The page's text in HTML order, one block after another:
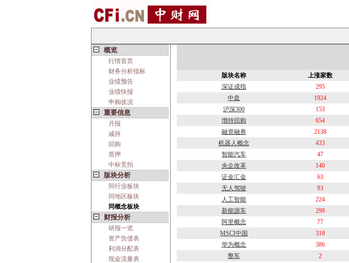
概览
行情首页
财务分析指标
业绩预告
业绩快报
申购状况
重要信息
月报
减持
回购
质押
中标竞拍
版块分析
同行业板块
同地区板块
同概念板块
财报分析
研报一览
资产负债表
利润分配表
现金流量表
版块名称
上涨家数
深证成指
295
中盘
1924
沪深300
153
增持回购
654
融资融券
2138
机器人概念
433
智能汽车
47
央企改革
140
证金汇金
63
无人驾驶
93
人工智能
224
新能源车
299
阿里概念
77
MSCI中国
318
华为概念
386
整车
2